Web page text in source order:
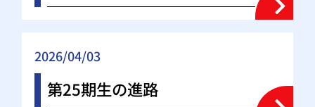
2026/04/03
第25期生の進路